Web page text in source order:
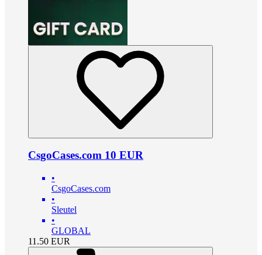
CsgoCases.com 10 EUR
•
CsgoCases.com
•
Sleutel
•
GLOBAL
11.50 EUR